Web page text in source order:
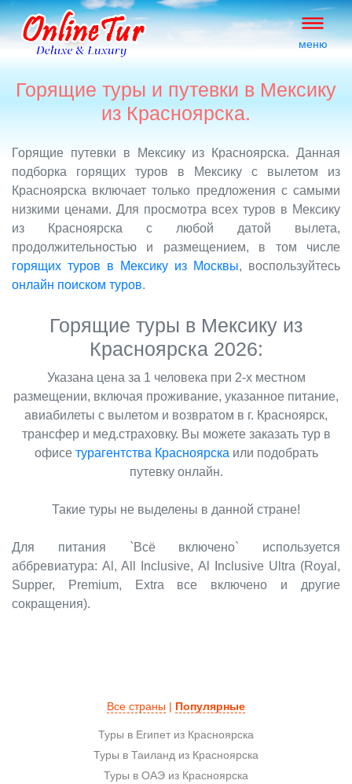
меню
Горящие туры и путевки в Мексику
из Красноярска.
Горящие путевки в Мексику из Красноярска. Данная
подборка горящих туров в Мексику с вылетом из
Красноярска включает только предложения с самыми
низкими ценами. Для просмотра всех туров в Мексику
из Красноярска с любой датой вылета,
продолжительностью и размещением, в том числе
горящих туров в Мексику из Москвы, воспользуйтесь
онлайн поиском туров.
Горящие туры в Мексику из
Красноярска 2026:
Указана цена за 1 человека при 2-х местном
размещении, включая проживание, указанное питание,
авиабилеты с вылетом и возвратом в г. Красноярск,
трансфер и мед.страховку. Вы можете заказать тур в
офисе турагентства Красноярска или подобрать
путевку онлайн.
Такие туры не выделены в данной стране!
Для питания `Всё включено` используется
аббревиатура: Al, All Inclusive, Al Inclusive Ultra (Royal,
Supper, Premium, Extra все включено и другие
сокращения).
Все страны | Популярные
Туры в Египет из Красноярска
Туры в Таиланд из Красноярска
Туры в ОАЭ из Красноярска